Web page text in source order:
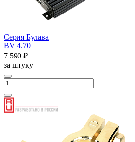
Серия Булава
BV 4.70
7 590 ₽
за штуку